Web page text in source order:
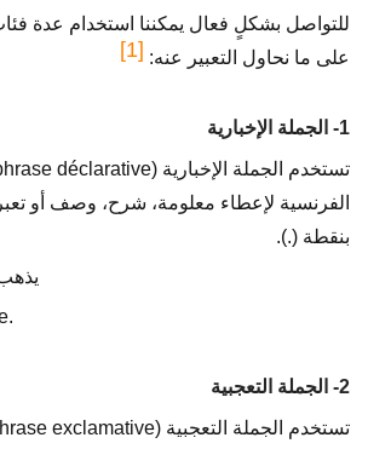
للتواصل بشكلٍ فعال يمكننا استخدام عدة
على ما نحاول التعبير عنه: [1]
1- الجملة الإخبارية
الفرنسية لإعطاء معلومة، شرح، وصف أو
بنقطة (.).
2- الجملة التعجبية